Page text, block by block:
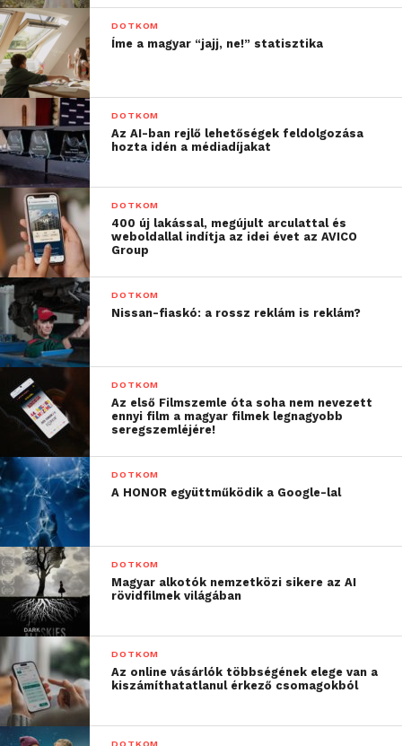
DOTKOM
Íme a magyar “jajj, ne!” statisztika
DOTKOM
Az AI-ban rejlő lehetőségek feldolgozása
hozta idén a médiadíjakat
DOTKOM
400 új lakással, megújult arculattal és
weboldallal indítja az idei évet az AVICO
Group
DOTKOM
Nissan-fiaskó: a rossz reklám is reklám?
DOTKOM
Az első Filmszemle óta soha nem nevezett
ennyi film a magyar filmek legnagyobb
seregszemléjére!
DOTKOM
A HONOR együttműködik a Google-lal
DOTKOM
Magyar alkotók nemzetközi sikere az AI
rövidfilmek világában
DOTKOM
Az online vásárlók többségének elege van a
kiszámíthatatlanul érkező csomagokból
DOTKOM